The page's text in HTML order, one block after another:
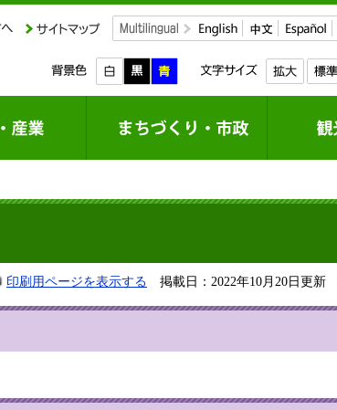
印刷用ページを表示する 掲載日：2022年10月20日更新